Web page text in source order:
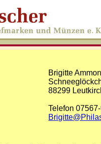
Brigitte Ammon
88299
Telefon